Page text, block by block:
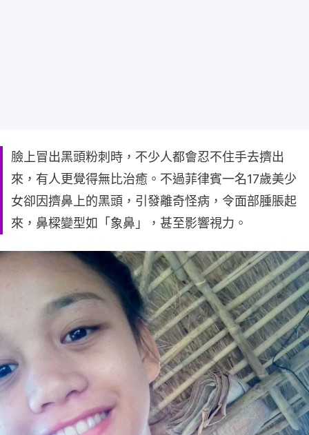
臉上冒出黑頭粉刺時，不少人都會忍不住手去擠出
來，有人更覺得無比治癒。不過菲律賓一名17歲美少
女卻因擠鼻上的黑頭，引發離奇怪病，令面部腫脹起
來，鼻樑變型如「象鼻」，甚至影響視力。